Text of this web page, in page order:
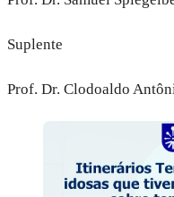
Suplente
Prof. Dr. Clodoaldo